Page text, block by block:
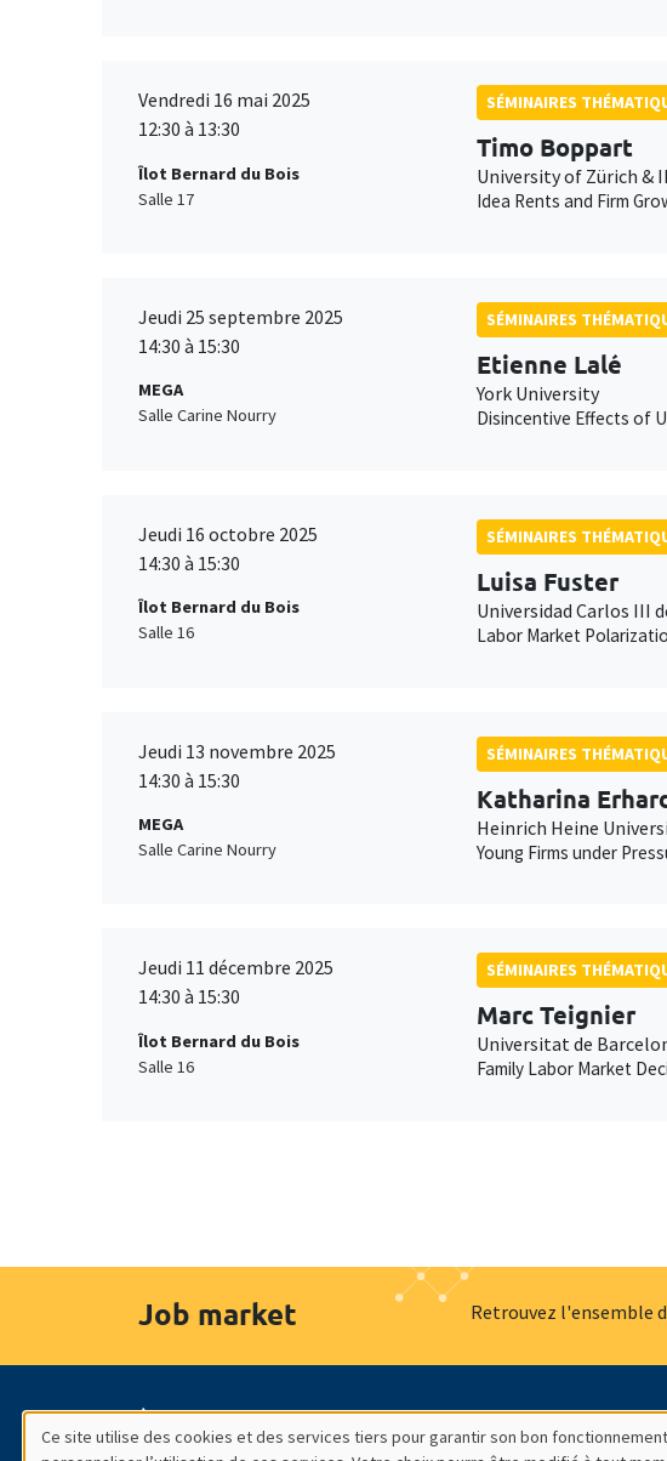
Vendredi 16 mai 2025
12:30 à 13:30
Îlot Bernard du Bois
Salle 17
SÉMINAIRES
Timo Boppart
University of Zürich &
Idea Rents and Firm
Jeudi 25 septembre 2025
14:30 à 15:30
MEGA
Salle Carine Nourry
SÉMINAIRES
Etienne Lalé
York University
Disincentive Effects of
Jeudi 16 octobre 2025
14:30 à 15:30
Îlot Bernard du Bois
Salle 16
SÉMINAIRES
Luisa Fuster
Universidad Carlos III
Labor Market
Jeudi 13 novembre 2025
14:30 à 15:30
MEGA
Salle Carine Nourry
SÉMINAIRES
Katharina
Heinrich Heine
Young Firms under
Jeudi 11 décembre 2025
14:30 à 15:30
Îlot Bernard du Bois
Salle 16
SÉMINAIRES
Marc Teignier
Universitat de
Family Labor Market
Job market Retrouvez l'ensemble
À propos Nos engagements Hommage à Actualités
Ce site utilise des cookies et des services tiers pour garantir son bon